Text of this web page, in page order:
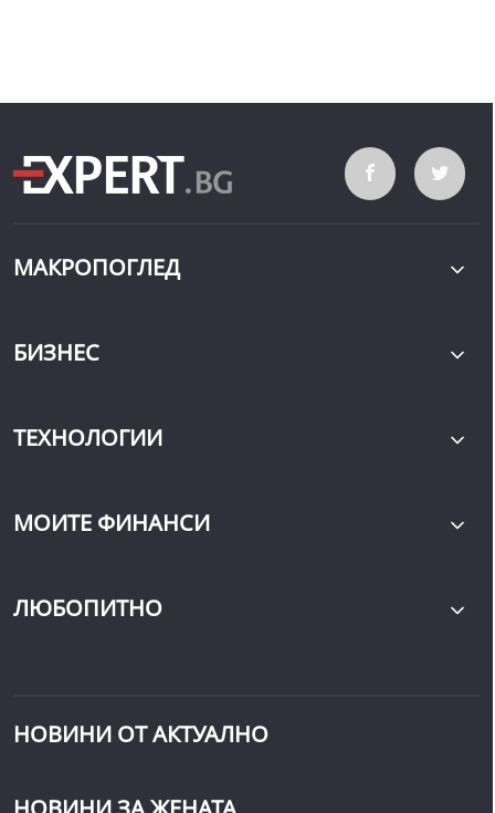
МАКРОПОГЛЕД
БИЗНЕС
ТЕХНОЛОГИИ
МОИТЕ ФИНАНСИ
ЛЮБОПИТНО
НОВИНИ ОТ АКТУАЛНО